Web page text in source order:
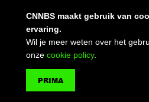
CNNBS maakt gebruik van
ervaring.
Wil je meer weten over het
onze cookie policy.
PRIMA